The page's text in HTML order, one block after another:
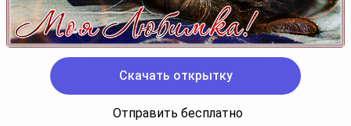
Скачать открытку
Отправить бесплатно